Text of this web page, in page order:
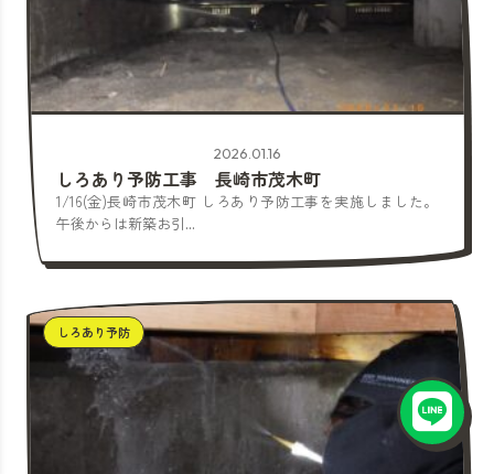
2026.01.16
しろあり予防工事 長崎市茂木町
1/16(金)長崎市茂木町 しろあり予防工事を実施しました。
午後からは新築お引...
しろあり予防